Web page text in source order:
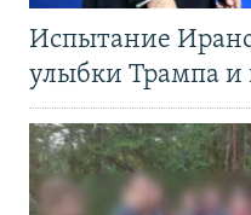
Испытание
улыбки Трампа